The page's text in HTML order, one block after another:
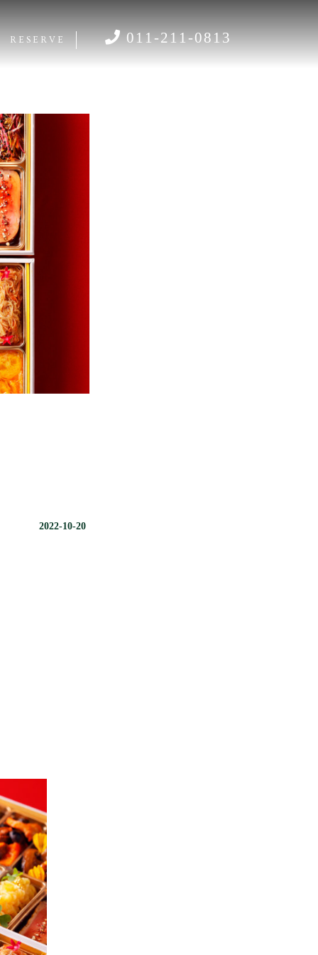
RESERVE 011-211-0813
2022-10-20